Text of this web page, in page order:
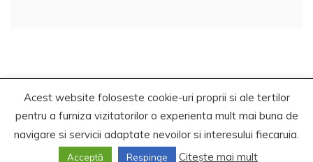
Copyrights. © 2020-2023 Segra Media
Proudly powered by WordPress|
Theme: Recent News
byCandid Themes
Acest website foloseste cookie-uri proprii si ale tertilor
pentru a furniza vizitatorilor o experienta mult mai buna de
navigare si servicii adaptate nevoilor si interesului fiecaruia.
Acceptă Respinge Citește mai mult